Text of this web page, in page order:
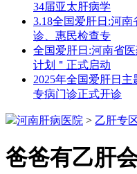
34届亚太肝病学
3.18全国爱肝日:河
诊、惠民检查专
全国爱肝日:河南省
计划＂正式启动
2025年全国爱肝日
专病门诊正式开诊
河南肝病医院 > 乙肝专
爸爸有乙肝